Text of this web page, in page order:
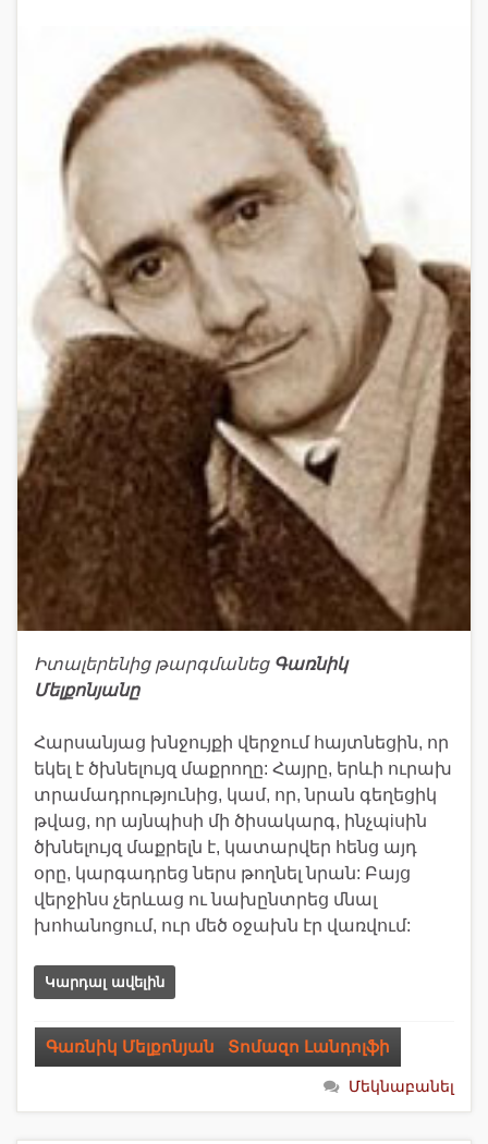
Իտալերենից թարգմանեց Գառնիկ
Մելքոնյանը
Հարսանյաց խնջույքի վերջում հայտնեցին, որ
եկել է ծխնելույզ մաքրողը: Հայրը, երևի ուրախ
տրամադրությունից, կամ, որ, նրան գեղեցիկ
թվաց, որ այնպիսի մի ծիսակարգ, ինչպiսին
ծխնելույզ մաքրելն է, կատարվեր հենց այդ
օրը, կարգադրեց ներս թողնել նրան: Բայց
վերջինս չերևաց ու նախընտրեց մնալ
խոհանոցում, ուր մեծ օջախն էր վառվում:
Կարդալ ավելին
Գառնիկ Մելքոնյան Տոմազո Լանդոլֆի
Մեկնաբանել